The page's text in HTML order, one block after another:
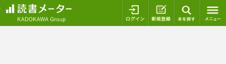
ログイン 新規登録